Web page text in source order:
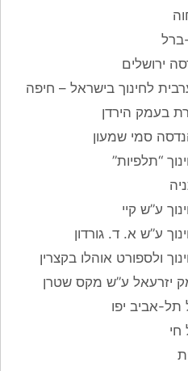
ברל
ירושלים
לחינוך בישראל – חיפה
בעמק הירדן
סמי שמעון
“תלפיות”
ע”ש קיי
ע”ש א. ד. גורדון
ולספורט אוהלו בקצרין
יזרעאל ע”ש מקס שטרן
אביב יפו